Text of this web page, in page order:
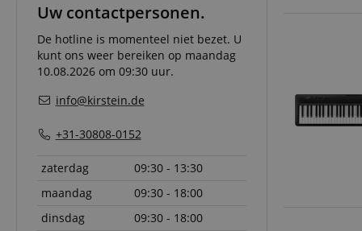
Uw contactpersonen.
De hotline is momenteel niet bezet. U
kunt ons weer bereiken op maandag
10.08.2026 om 09:30 uur.
info@kirstein.de
+31-30808-0152
zaterdag
09:30 - 13:30
maandag
09:30 - 18:00
dinsdag
09:30 - 18:00
language